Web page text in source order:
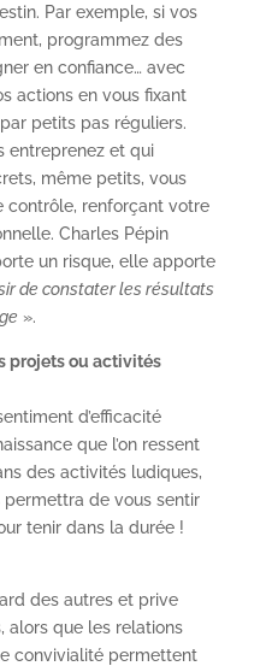
Par exemple, si vos
programmez des
en confiance… avec
actions en vous fixant
petits pas réguliers.
entreprenez et qui
même petits, vous
contrôle, renforçant votre
Charles Pépin
un risque, elle apporte
de constater les résultats
».
projets ou activités
d’efficacité
que l’on ressent
des activités ludiques,
de vous sentir
tenir dans la durée !
des autres et prive
alors que les relations
convivialité permettent